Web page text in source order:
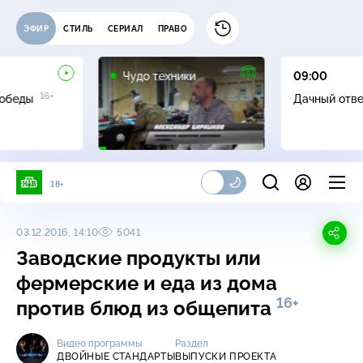
ЭФИР СТИЛЬ СЕРИАЛ ПРАВО
16+
Чудо техники
09:00
Дачный
18+
03.12.2016, 14:10 5041
Заводские продукты или
фермерские и еда из дома
против блюд из общепита 16+
Видео программы
ДВОЙНЫЕ СТАНДАРТЫ
Раздел
ВЫПУСКИ ПРОЕКТА